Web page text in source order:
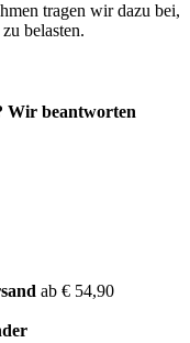
tragen wir dazu bei,
belasten.
Wir beantworten
ab € 54,90